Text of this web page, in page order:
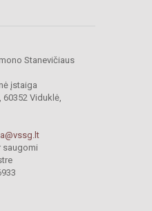
Stanevičiaus
įstaiga
60352 Viduklė,
saugomi